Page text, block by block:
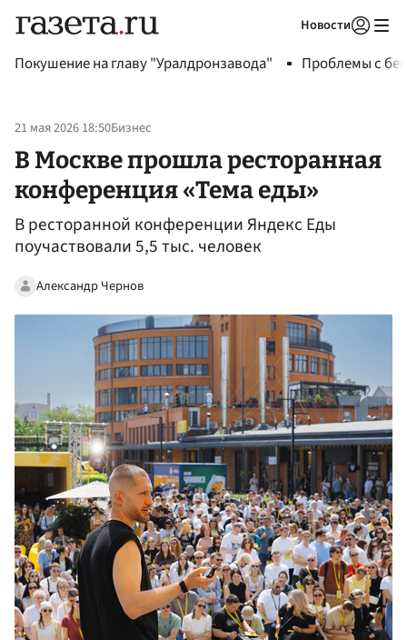
Новости
Покушение на главу "Уралдронзавода" Проблемы с
21 мая 2026 18:50Бизнес
В Москве прошла ресторанная
конференция «Тема еды»
В ресторанной конференции Яндекс Еды
поучаствовали 5,5 тыс. человек
Александр Чернов